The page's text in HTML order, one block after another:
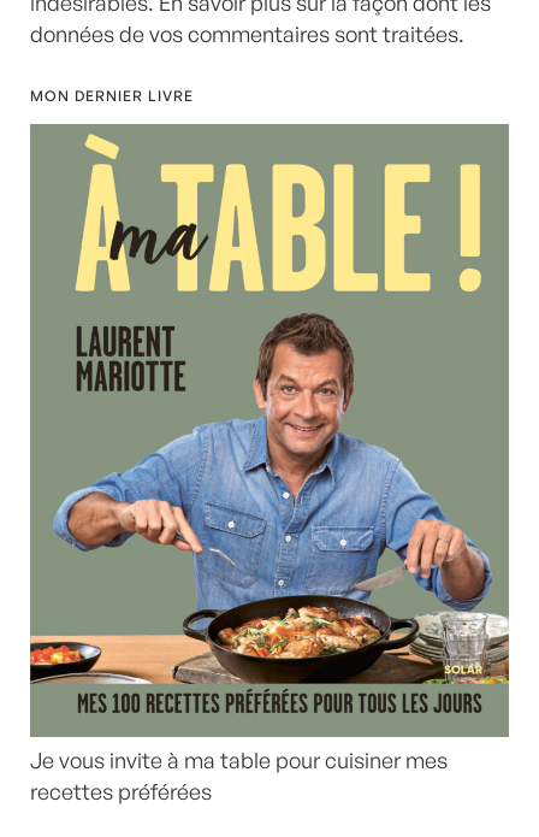
données de vos commentaires sont traitées.
MON DERNIER LIVRE
Je vous invite à ma table pour cuisiner mes
recettes préférées